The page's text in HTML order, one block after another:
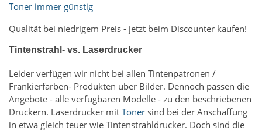
Toner immer günstig
Qualität bei niedrigem Preis - jetzt beim Discounter kaufen!
Tintenstrahl- vs. Laserdrucker
Leider verfügen wir nicht bei allen Tintenpatronen /
Frankierfarben- Produkten über Bilder. Dennoch passen die
Angebote - alle verfügbaren Modelle - zu den beschriebenen
Druckern. Laserdrucker mit Toner sind bei der Anschaffung
in etwa gleich teuer wie Tintenstrahldrucker. Doch sind die